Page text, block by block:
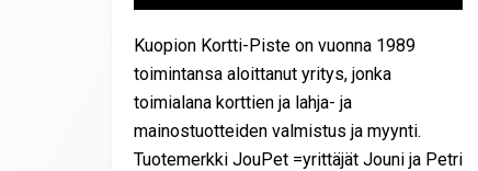
Kuopion Kortti-Piste on vuonna 1989
toimintansa aloittanut yritys, jonka
toimialana korttien ja lahja- ja
mainostuotteiden valmistus ja myynti.
Tuotemerkki JouPet =yrittäjät Jouni ja Petri